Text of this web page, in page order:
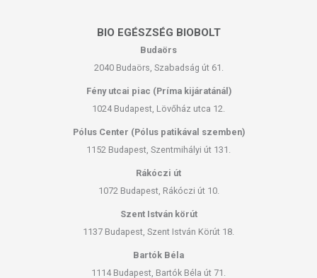
BIO EGÉSZSÉG BIOBOLT
Budaörs
2040 Budaörs, Szabadság út 61.
Fény utcai piac (Príma kijáratánál)
1024 Budapest, Lövőház utca 12.
Pólus Center (Pólus patikával szemben)
1152 Budapest, Szentmihályi út 131.
Rákóczi út
1072 Budapest, Rákóczi út 10.
Szent István körút
1137 Budapest, Szent István Körút 18.
Bartók Béla
1114 Budapest, Bartók Béla út 71.